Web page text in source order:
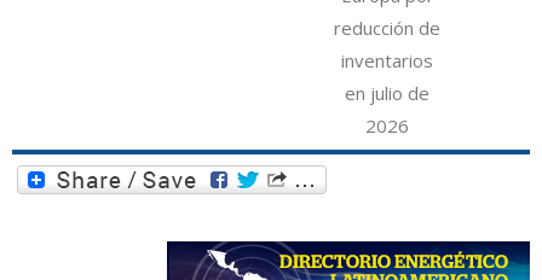
reducción de
inventarios
en julio de
2026